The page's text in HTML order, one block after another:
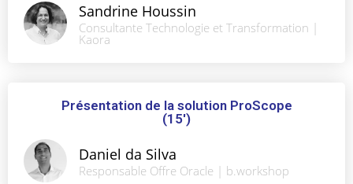
Sandrine Houssin
Consultante Technologie et Transformation |
Kaora
Présentation de la solution ProScope
(15')
Daniel da Silva
Responsable Offre Oracle | b.workshop